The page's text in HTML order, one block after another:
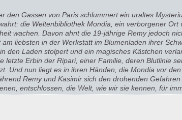
den Gassen von Paris schlummert ein uraltes
die Weltenbibliothek Mondia, ein verborgener
wachen. Davon ahnt die 19-jährige Remy jedoch
am liebsten in der Werkstatt im Blumenladen ihrer
den Laden stolpert und ein magisches Kästchen
letzte Erbin der Ripari, einer Familie, deren Blutlinie
Und nun liegt es in ihren Händen, die Mondia vor
Remy und Kasimir sich den drohenden
entschlossen, die Welt, wie wir sie kennen, für